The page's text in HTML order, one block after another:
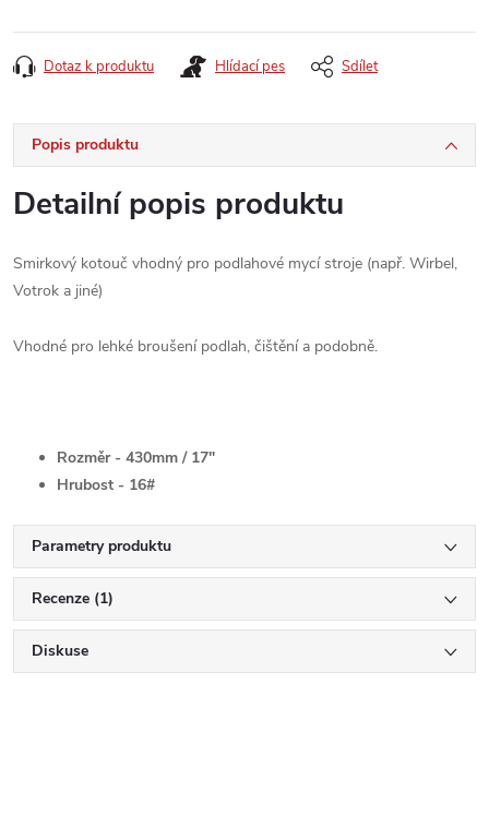
Dotaz k produktu Hlídací pes Sdílet
Popis produktu
Detailní popis produktu
Smirkový kotouč vhodný pro podlahové mycí stroje (např. Wirbel,
Votrok a jiné)
Vhodné pro lehké broušení podlah, čištění a podobně.
Rozměr - 430mm / 17"
Hrubost - 16#
Parametry produktu
Recenze (1)
Diskuse